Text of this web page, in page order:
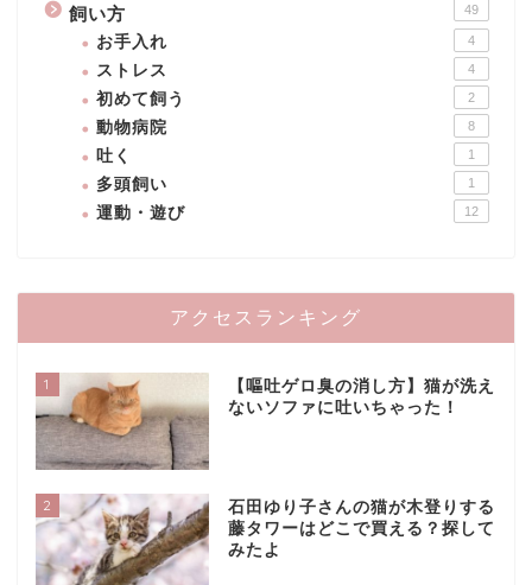
飼い方 49
お手入れ 4
ストレス 4
初めて飼う 2
動物病院 8
吐く 1
多頭飼い 1
運動・遊び 12
アクセスランキング
1
【嘔吐ゲロ臭の消し方】猫が洗え
ないソファに吐いちゃった！
2
石田ゆり子さんの猫が木登りする
藤タワーはどこで買える？探して
みたよ